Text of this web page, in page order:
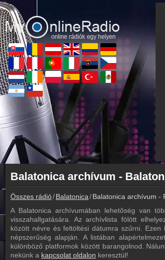
Összes rádió Balatonica Balatonica archívum -
A Balatonica archívumában lehetőség van
visszahallgatására. Az archívlista fölött
között névre és feltöltési dátumra szűrni.
népszerűség alapján. A listában
különböző platformok között barangolnod.
nekünk a kapcsolat oldalon keresztül!